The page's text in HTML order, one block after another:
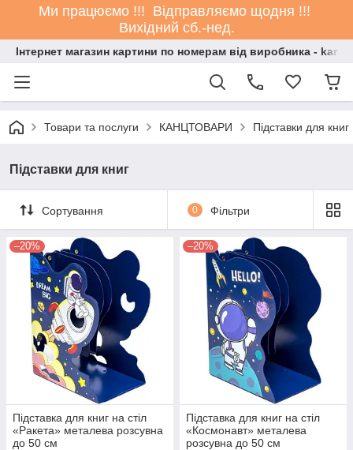
Ми працюємо !!! Відправляємо щодня !!!
Вихідний сб.-нед.
Інтернет магазин картини по номерам від виробника -
Товари та послуги КАНЦТОВАРИ Підставки для книг
Підставки для книг
Сортування 0 Фільтри
–20%
Підставка для книг на стіл
«Ракета» металева розсувна
до 50 см
–20%
Підставка для книг на стіл
«Космонавт» металева
розсувна до 50 см